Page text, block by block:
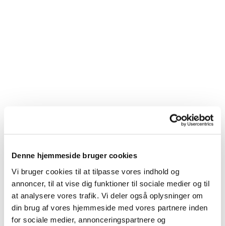
Denne hjemmeside bruger cookies
Vi bruger cookies til at tilpasse vores indhold og
annoncer, til at vise dig funktioner til sociale medier og til
at analysere vores trafik. Vi deler også oplysninger om
din brug af vores hjemmeside med vores partnere inden
for sociale medier, annonceringspartnere og
Du vil måske også kunne
lide...